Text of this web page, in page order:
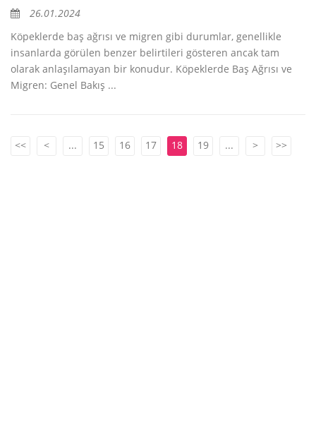
26.01.2024
Köpeklerde baş ağrısı ve migren gibi durumlar, genellikle
insanlarda görülen benzer belirtileri gösteren ancak tam
olarak anlaşılamayan bir konudur. Köpeklerde Baş Ağrısı ve
Migren: Genel Bakış ...
<< < ... 15 16 17 18 19 ... > >>